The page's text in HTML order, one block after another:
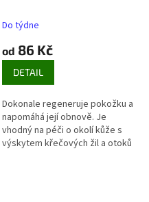
Do týdne
od 86 Kč
DETAIL
Dokonale regeneruje pokožku a
napomáhá její obnově. Je
vhodný na péči o okolí kůže s
výskytem křečových žil a otoků